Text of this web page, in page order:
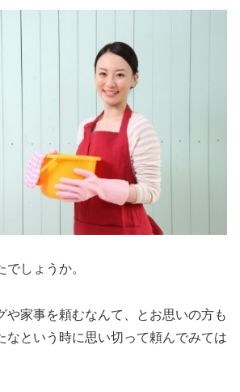
でしょうか。
や家事を頼むなんて、とお思いの方も
なという時に思い切って頼んでみては